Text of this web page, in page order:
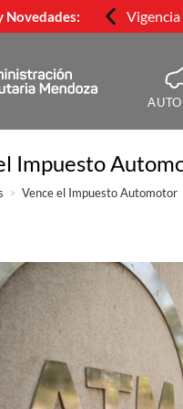
Novedades:
Impuesto
> Vence el Impuesto Automotor